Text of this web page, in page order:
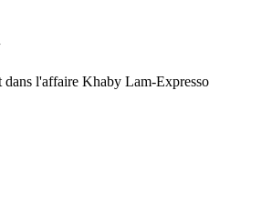
dans l'affaire Khaby Lam-Expresso